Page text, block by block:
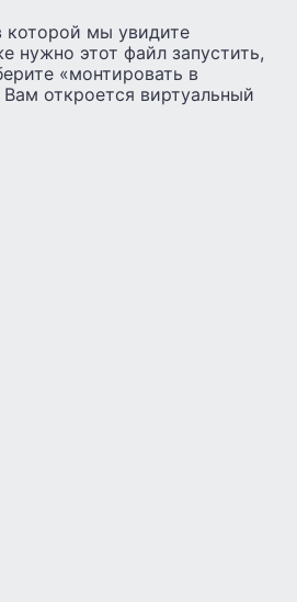
которой мы увидите
этот файл запустить,
«монтировать в
откроется виртуальный